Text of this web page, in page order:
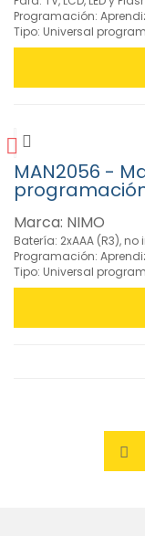
de
reemplazo
(5)
Telemandos
Programables
Botón
a
Botón
(7)
Telemandos
programables
PC
Programación:
Tipo: Universal
MAN2056 -
Marca: NIMO
Batería: 2xAAA (R3),
Programación:
Tipo: Universal